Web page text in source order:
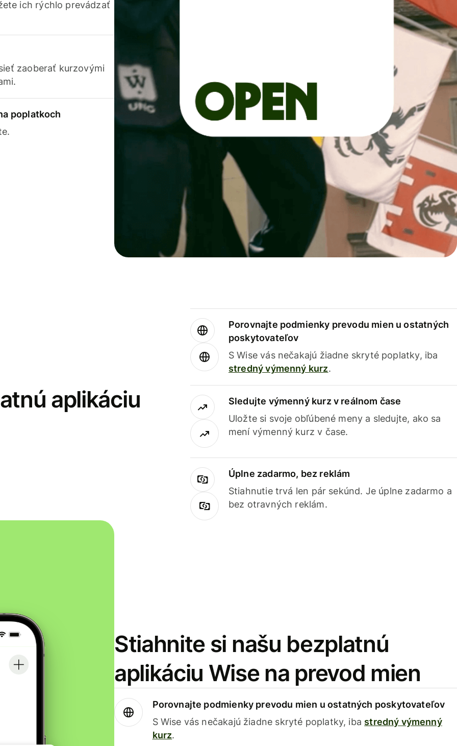
ich rýchlo prevádzať
zaoberať kurzovými
poplatkoch
aplikáciu
Porovnajte podmienky prevodu mien u ostatných
poskytovateľov
S Wise vás nečakajú žiadne skryté poplatky, iba
stredný výmenný kurz.
Sledujte výmenný kurz v reálnom čase
Uložte si svoje obľúbené meny a sledujte, ako sa
mení výmenný kurz v čase.
Úplne zadarmo, bez reklám
Stiahnutie trvá len pár sekúnd. Je úplne zadarmo a
bez otravných reklám.
Stiahnite si našu bezplatnú
aplikáciu Wise na prevod mien
Porovnajte podmienky prevodu mien u ostatných poskytovateľov
S Wise vás nečakajú žiadne skryté poplatky, iba stredný výmenný
kurz.